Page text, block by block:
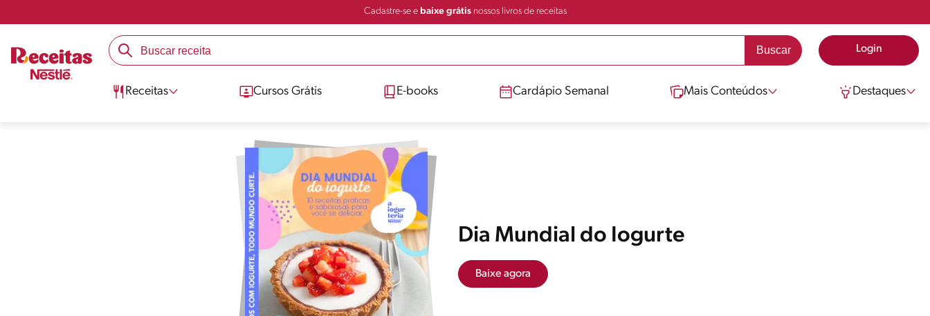
Cadastre-se e baixe grátisnossos livros de receitas
Login
Receitas Cursos Grátis E-books Cardápio Semanal Mais Conteúdos Destaques
Dia Mundial do Iogurte
Baixe agora